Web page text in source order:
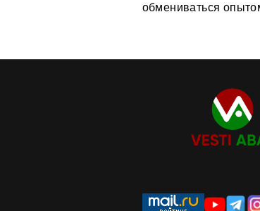
обмениваться